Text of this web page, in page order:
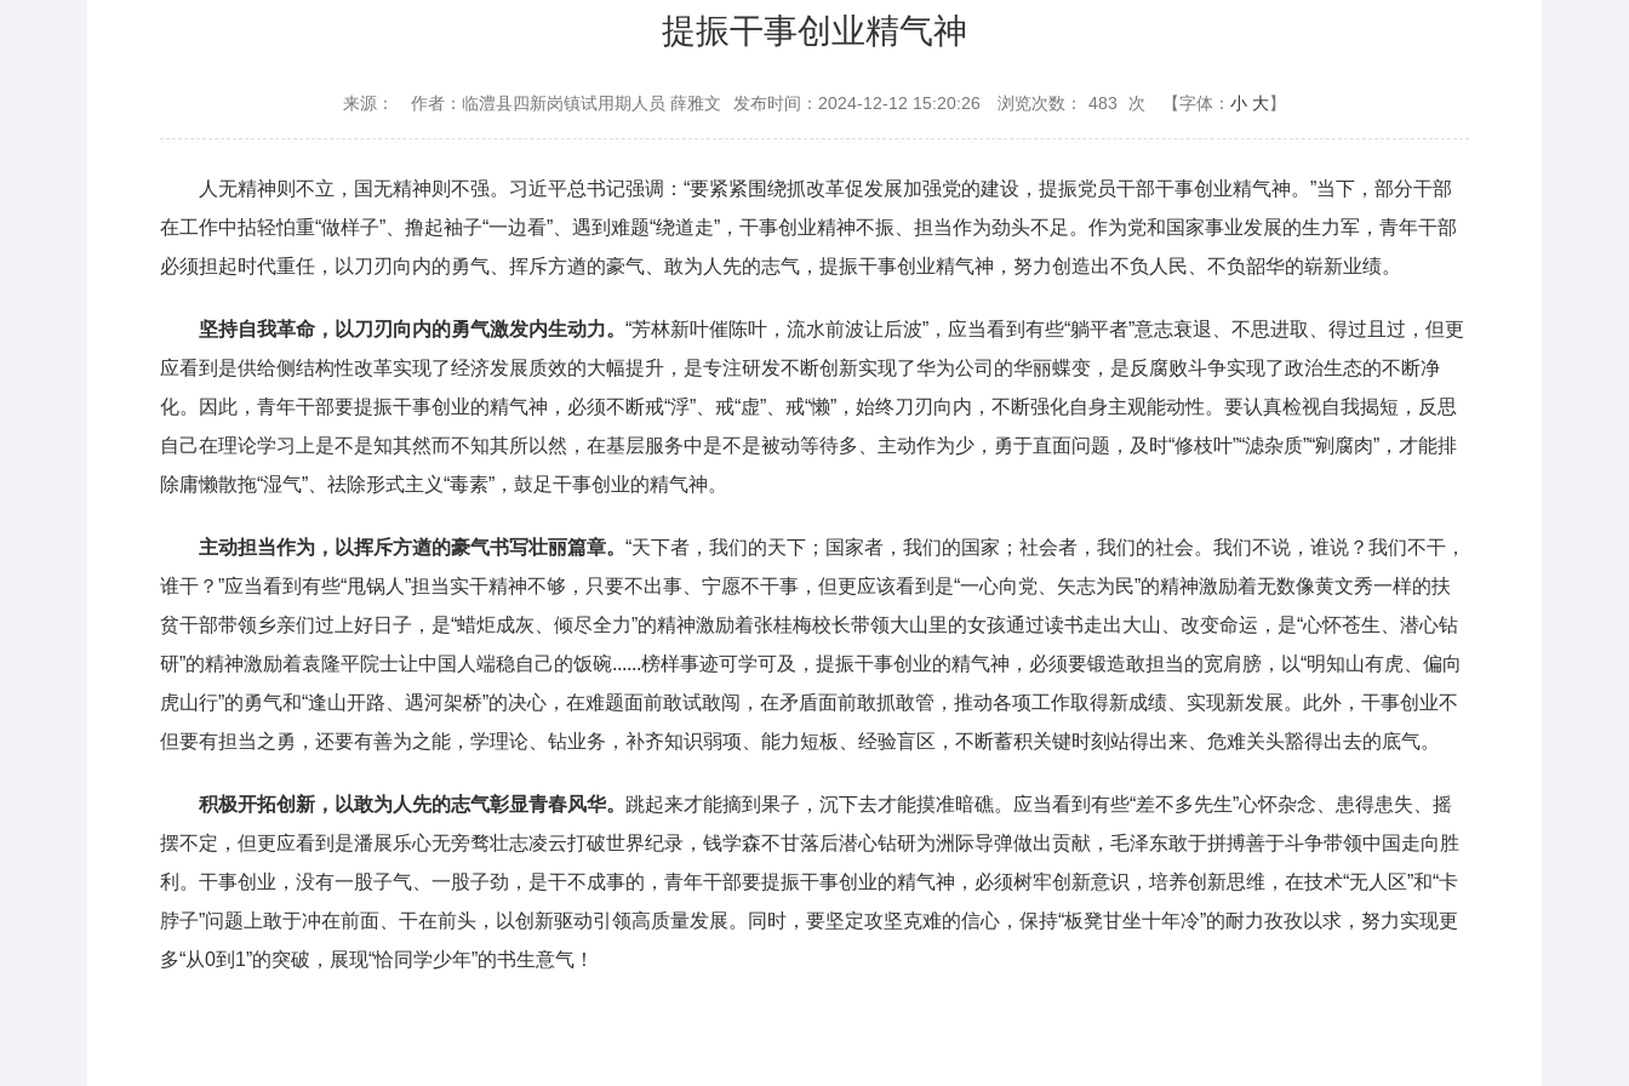
提振干事创业精气神
来源： 作者：临澧县四新岗镇试用期人员 薛雅文 发布时间：2024-12-12 15:20:26 浏览次数： 483 次 【字体： 小 大】
人无精神则不立，国无精神则不强。习近平总书记强调：“要紧紧围绕抓改革促发展加强党的建设，提振党员干部干事创业精气神。”当下，部分干部
在工作中拈轻怕重“做样子”、撸起袖子“一边看”、遇到难题“绕道走”，干事创业精神不振、担当作为劲头不足。作为党和国家事业发展的生力军，青年干部
必须担起时代重任，以刀刃向内的勇气、挥斥方遒的豪气、敢为人先的志气，提振干事创业精气神，努力创造出不负人民、不负韶华的崭新业绩。
坚持自我革命，以刀刃向内的勇气激发内生动力。 “芳林新叶催陈叶，流水前波让后波”，应当看到有些“躺平者”意志衰退、不思进取、得过且过，但更
应看到是供给侧结构性改革实现了经济发展质效的大幅提升，是专注研发不断创新实现了华为公司的华丽蝶变，是反腐败斗争实现了政治生态的不断净
化。因此，青年干部要提振干事创业的精气神，必须不断戒“浮”、戒“虚”、戒“懒”，始终刀刃向内，不断强化自身主观能动性。要认真检视自我揭短，反思
自己在理论学习上是不是知其然而不知其所以然，在基层服务中是不是被动等待多、主动作为少，勇于直面问题，及时“修枝叶”“滤杂质”“剜腐肉”，才能排
除庸懒散拖“湿气”、祛除形式主义“毒素”，鼓足干事创业的精气神。
主动担当作为，以挥斥方遒的豪气书写壮丽篇章。 “天下者，我们的天下；国家者，我们的国家；社会者，我们的社会。我们不说，谁说？我们不干，
谁干？”应当看到有些“甩锅人”担当实干精神不够，只要不出事、宁愿不干事，但更应该看到是“一心向党、矢志为民”的精神激励着无数像黄文秀一样的扶
贫干部带领乡亲们过上好日子，是“蜡炬成灰、倾尽全力”的精神激励着张桂梅校长带领大山里的女孩通过读书走出大山、改变命运，是“心怀苍生、潜心钻
研”的精神激励着袁隆平院士让中国人端稳自己的饭碗......榜样事迹可学可及，提振干事创业的精气神，必须要锻造敢担当的宽肩膀，以“明知山有虎、偏向
虎山行”的勇气和“逢山开路、遇河架桥”的决心，在难题面前敢试敢闯，在矛盾面前敢抓敢管，推动各项工作取得新成绩、实现新发展。此外，干事创业不
但要有担当之勇，还要有善为之能，学理论、钻业务，补齐知识弱项、能力短板、经验盲区，不断蓄积关键时刻站得出来、危难关头豁得出去的底气。
积极开拓创新，以敢为人先的志气彰显青春风华。 跳起来才能摘到果子，沉下去才能摸准暗礁。应当看到有些“差不多先生”心怀杂念、患得患失、摇
摆不定，但更应看到是潘展乐心无旁骛壮志凌云打破世界纪录，钱学森不甘落后潜心钻研为洲际导弹做出贡献，毛泽东敢于拼搏善于斗争带领中国走向胜
利。干事创业，没有一股子气、一股子劲，是干不成事的，青年干部要提振干事创业的精气神，必须树牢创新意识，培养创新思维，在技术“无人区”和“卡
脖子”问题上敢于冲在前面、干在前头，以创新驱动引领高质量发展。同时，要坚定攻坚克难的信心，保持“板凳甘坐十年冷”的耐力孜孜以求，努力实现更
多“从0到1”的突破，展现“恰同学少年”的书生意气！